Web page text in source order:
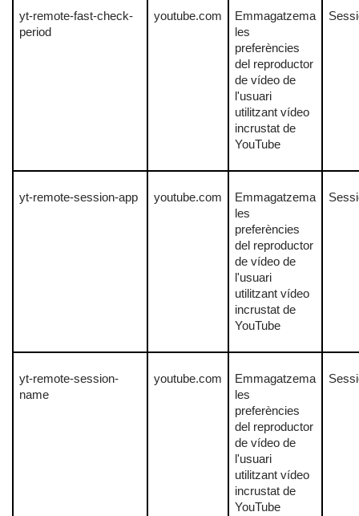
yt-remote-fast-check-
period
youtube.com
Emmagatzema
les
preferències
del reproductor
de vídeo de
l'usuari
utilitzant vídeo
incrustat de
YouTube
yt-remote-session-app youtube.com
Emmagatzema
les
preferències
del reproductor
de vídeo de
l'usuari
utilitzant vídeo
incrustat de
YouTube
yt-remote-session-
name
youtube.com
Emmagatzema
les
preferències
del reproductor
de vídeo de
l'usuari
utilitzant vídeo
incrustat de
YouTube